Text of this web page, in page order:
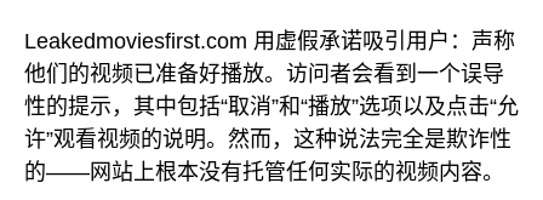
Leakedmoviesfirst.com 用虚假承诺吸引用户：声称
他们的视频已准备好播放。访问者会看到一个误导
性的提示，其中包括“取消”和“播放”选项以及点击“允
许”观看视频的说明。然而，这种说法完全是欺诈性
的——网站上根本没有托管任何实际的视频内容。